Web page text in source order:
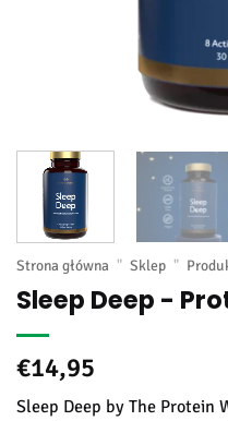
Strona główna " Sklep "
Sleep Deep -
€14,95
Sleep Deep by The Protein